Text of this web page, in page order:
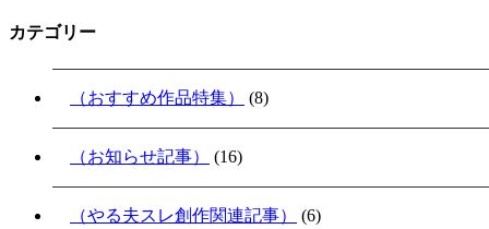
カテゴリー
（おすすめ作品特集） (8)
（お知らせ記事） (16)
（やる夫スレ創作関連記事） (6)